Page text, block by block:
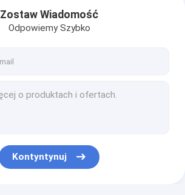
Zostaw Wiadomość
Odpowiemy Szybko
Kontyntynuj